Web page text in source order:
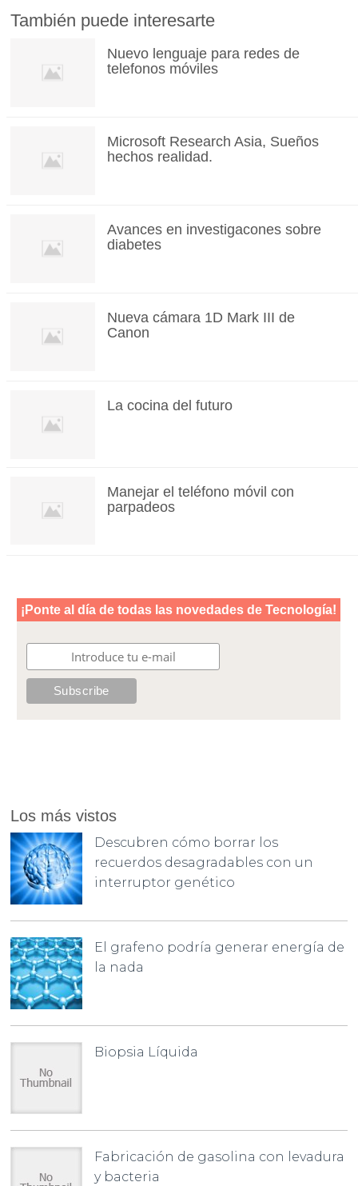
También puede interesarte
Nuevo lenguaje para redes de
telefonos móviles
Microsoft Research Asia, Sueños
hechos realidad.
Avances en investigacones sobre
diabetes
Nueva cámara 1D Mark III de
Canon
La cocina del futuro
Manejar el teléfono móvil con
parpadeos
Los más vistos
Descubren cómo borrar los
recuerdos desagradables con un
interruptor genético
El grafeno podría generar energía de
la nada
Biopsia Líquida
Fabricación de gasolina con levadura
y bacteria